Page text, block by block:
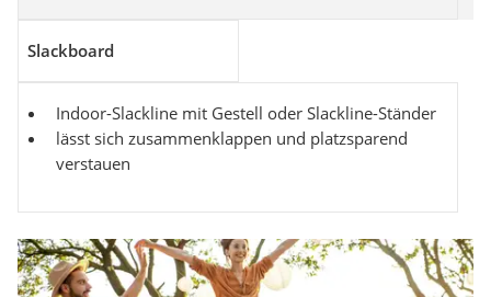
Slackboard
Indoor-Slackline mit Gestell oder Slackline-Ständer
lässt sich zusammenklappen und platzsparend
verstauen